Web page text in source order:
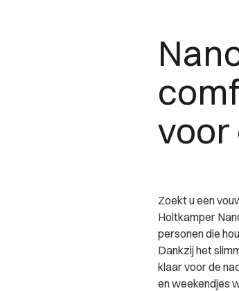
voor
Zoekt u een
Holtkamper
personen die
Dankzij het
klaar voor de
en weekendjes